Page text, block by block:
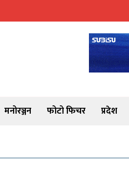
मनोरञ्जन फोटो फिचर प्रदेश